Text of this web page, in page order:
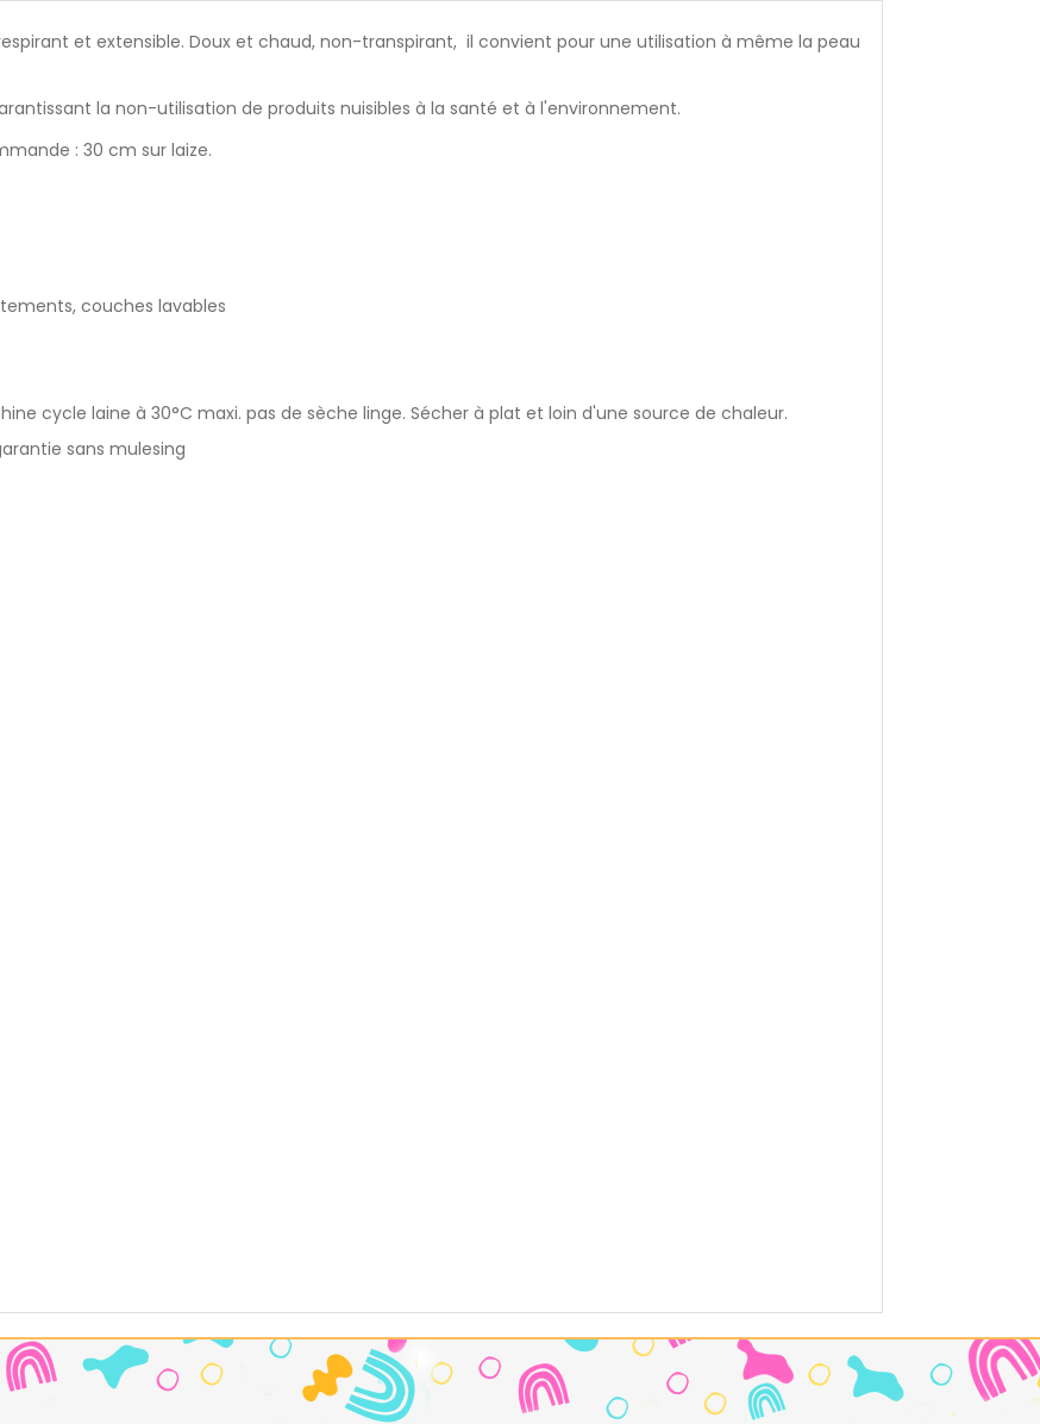
et extensible. Doux et chaud, non-transpirant, il convient pour une utilisation à même la peau
la non-utilisation de produits nuisibles à la santé et à l'environnement.
: 30 cm sur laize.
couches lavables
cycle laine à 30°C maxi. pas de sèche linge. Sécher à plat et loin d'une source de chaleur.
sans mulesing